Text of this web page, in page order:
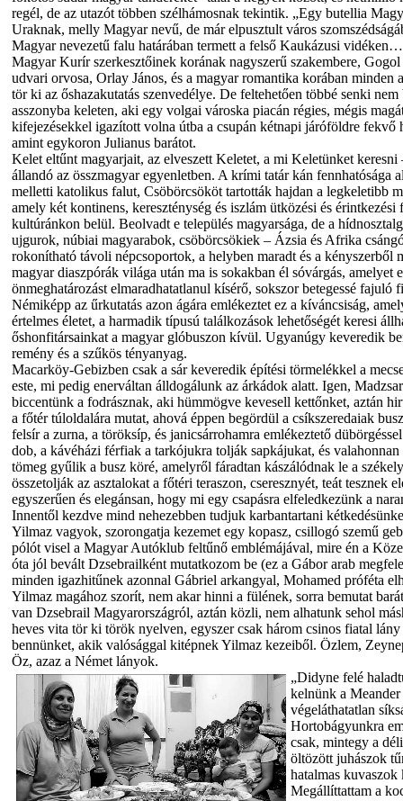
regél, de az utazót többen szélhámosnak tekintik. „Egy butellia
Uraknak, melly Magyar nevű, de már elpusztult város
Magyar nevezetű falu határában termett a felső Kaukázusi
Magyar Kurír szerkesztőinek korának nagyszerű szakembere,
udvari orvosa, Orlay János, és a magyar romantika korában minden
tör ki az őshazakutatás szenvedélye. De feltehetően többé senki
asszonyba keleten, aki egy volgai városka piacán régies, mégis
kifejezésekkel igazított volna útba a csupán kétnapi járóföldre fekvő
amint egykoron Julianus barátot.
Kelet eltűnt magyarjait, az elveszett Keletet, a mi Keletünket keresni
állandó az összmagyar egyenletben. A krími tatár kán fennhatósága
melletti katolikus falut, Csöbörcsököt tartották hajdan a legkeletibb
amely két kontinens, kereszténység és iszlám ütközési és érintkezési
kultúránkon belül. Beolvadt e település magyarsága, de a
ujgurok, núbiai magyarabok, csöbörcsökiek – Ázsia és Afrika
rokonítható távoli népcsoportok, a helyben maradt és a kényszerből
magyar diaszpórák világa után ma is sokakban él sóvárgás, amelyet
önmeghatározást elmaradhatatlanul kísérő, sokszor betegessé
Némiképp az űrkutatás azon ágára emlékeztet ez a kíváncsiság,
értelmes életet, a harmadik típusú találkozások lehetőségét keresi
őshonfitársainkat a magyar glóbuszon kívül. Ugyanúgy keveredik
remény és a szűkös tényanyag.
Macarköy-Gebizben csak a sár keveredik építési törmelékkel a
este, mi pedig enerváltan álldogálunk az árkádok alatt. Igen,
biccentünk a fodrásznak, aki hümmögve kevesell kettőnket, aztán
a főtér túloldalára mutat, ahová éppen begördül a csíkszeredaiak
felsír a zurna, a töröksíp, és janicsárrohamra emlékeztető
dob, a kávéházi férfiak a tarkójukra tolják sapkájukat, és valahonnan
tömeg gyűlik a busz köré, amelyről fáradtan kászálódnak le a
összetolják az asztalokat a főtéri teraszon, cseresznyét, teát tesznek
egyszerűen és elegánsan, hogy mi egy csapásra elfeledkezünk a
Innentől kezdve mind nehezebben tudjuk karbantartani
Yilmaz vagyok, szorongatja kezemet egy kopasz, csillogó szemű
pólót visel a Magyar Autóklub feltűnő emblémájával, mire én a
óta jól bevált Dzsebrailként mutatkozom be (ez a Gábor arab
minden igazhitűnek azonnal Gábriel arkangyal, Mohamed próféta
Yilmaz magához szorít, nem akar hinni a fülének, sorra bemutat
van Dzsebrail Magyarországról, aztán közli, nem alhatunk sehol
heves vita tör ki török nyelven, egyszer csak három csinos fiatal
bennünket, akik valósággal kitépnek Yilmaz kezeiből. Özlem,
Öz, azaz a Német lányok.
„Didyne felé
kelnünk a
végeláthatatlan
Hortobágyunkra
csak, mintegy a
öltözött juhászok
hatalmas kuvaszok
Megállíttattam a